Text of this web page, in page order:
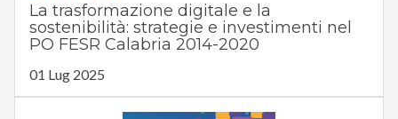
La trasformazione digitale e la
sostenibilità: strategie e investimenti nel
PO FESR Calabria 2014-2020
01 Lug 2025